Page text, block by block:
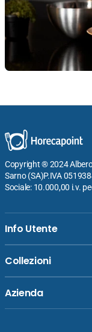
Copyright ® 2024
Sarno (SA)P.IVA
Sociale: 10.000,00 i.v.
Info Utente
Collezioni
Azienda